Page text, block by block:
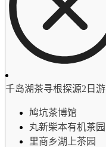
千岛湖茶寻根探源2日游
鸠坑茶博馆
丸新柴本有机茶园
里商乡湖上茶园